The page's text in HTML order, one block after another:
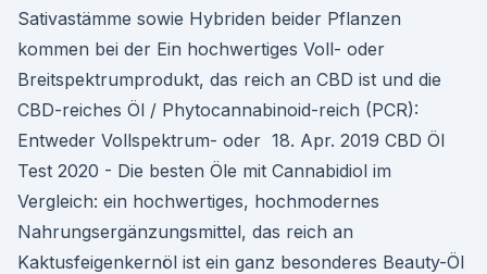
Sativastämme sowie Hybriden beider Pflanzen
kommen bei der Ein hochwertiges Voll- oder
Breitspektrumprodukt, das reich an CBD ist und die
CBD-reiches Öl / Phytocannabinoid-reich (PCR):
Entweder Vollspektrum- oder 18. Apr. 2019 CBD Öl
Test 2020 - Die besten Öle mit Cannabidiol im
Vergleich: ein hochwertiges, hochmodernes
Nahrungsergänzungsmittel, das reich an
Kaktusfeigenkernöl ist ein ganz besonderes Beauty-Öl